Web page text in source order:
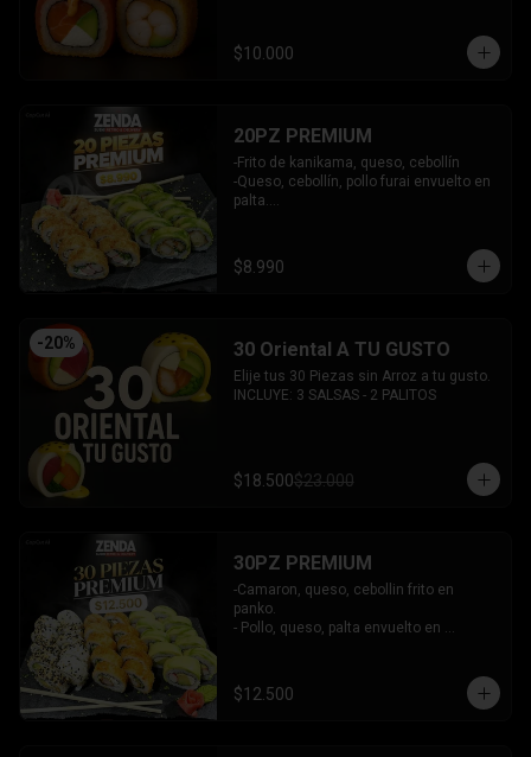
$10.000
20PZ PREMIUM
-Frito de kanikama, queso, cebollín
-Queso, cebollín, pollo furai envuelto en
palta.
$8.990
-20% 30 Oriental A TU GUSTO
Elije tus 30 Piezas sin Arroz a tu gusto.
INCLUYE: 3 SALSAS - 2 PALITOS
$18.500$23.000
30PZ PREMIUM
-Camaron, queso, cebollin frito en
panko.
- Pollo, queso, palta envuelto en
palta.
INCLUYE: 3 SALSAS - 2 PALITOS
$12.500